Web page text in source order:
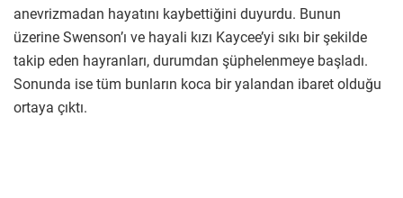
anevrizmadan hayatını kaybettiğini duyurdu. Bunun
üzerine Swenson’ı ve hayali kızı Kaycee’yi sıkı bir şekilde
takip eden hayranları, durumdan şüphelenmeye başladı.
Sonunda ise tüm bunların koca bir yalandan ibaret olduğu
ortaya çıktı.